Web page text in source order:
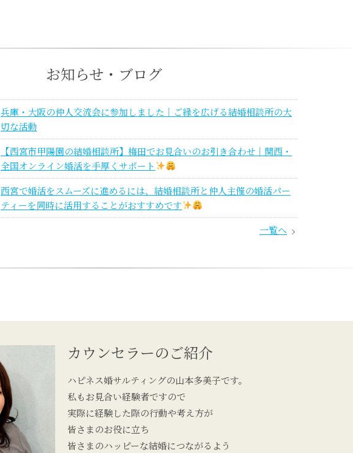
お知らせ・ブログ
兵庫・大阪の仲人交流会に参加しました｜ご縁を広げる結婚相談所の大
切な活動
【西宮市甲陽園の結婚相談所】梅田でお見合いのお引き合わせ｜関西・
全国オンライン婚活を手厚くサポート
西宮で婚活をスムーズに進めるには、結婚相談所と仲人主催の婚活パー
ティーを同時に活用することがおすすめです
一覧へ
カウンセラーのご紹介
ハピネス婚サルティングの山本多美子です。
私もお見合い経験者ですので
実際に経験した際の行動や考え方が
皆さまのお役に立ち
皆さまのハッピーな結婚につながるよう